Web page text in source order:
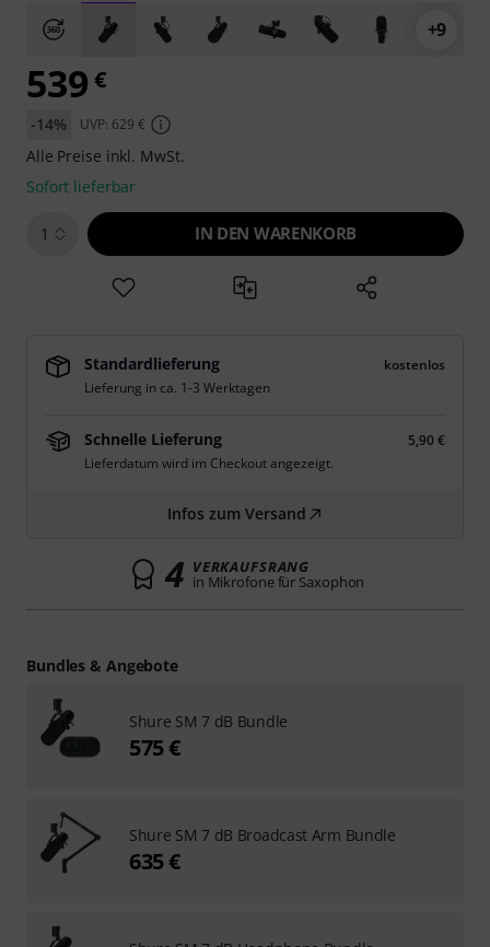
+9
539 €
-14% UVP: 629 €
Alle Preise inkl. MwSt.
Sofort lieferbar
1 IN DEN WARENKORB
Standardlieferung
kostenlos
Lieferung in ca. 1-3 Werktagen
Schnelle Lieferung
5,90 €
Lieferdatum wird im Checkout angezeigt.
Infos zum Versand
4 VERKAUFSRANG
in Mikrofone für Saxophon
Bundles & Angebote
Shure SM 7 dB Bundle
575 €
Shure SM 7 dB Broadcast Arm Bundle
635 €